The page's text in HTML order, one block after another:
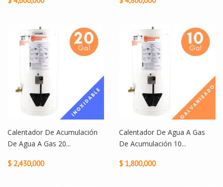
Calentador De Acumulación
De Agua A Gas 20...
$ 2,430,000
Calentador De Agua A Gas
De Acumulación 10...
$ 1,800,000